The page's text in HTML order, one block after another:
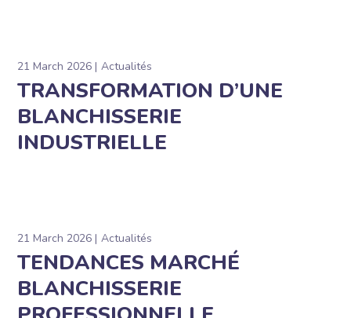
21 March 2026 Actualités
TRANSFORMATION D’UNE
BLANCHISSERIE
INDUSTRIELLE
21 March 2026 Actualités
TENDANCES MARCHÉ
BLANCHISSERIE